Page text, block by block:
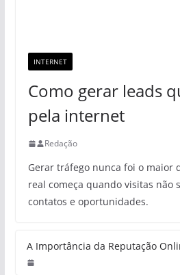
INTERNET
Como gerar leads
pela internet
Redação
Gerar tráfego nunca foi o maior
real começa quando visitas não
contatos e oportunidades.
A Importância da Reputação